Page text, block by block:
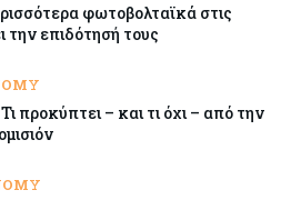
08-08-2026
τράπεζες αφήνουν τις αγορές
φωτοβολταϊκά στις
την επιδότησή τους
προκύπτει – και τι όχι – από την